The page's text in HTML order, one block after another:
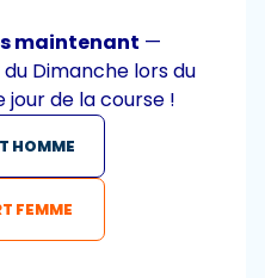
maintenant —
Dimanche lors du
jour de la course !
HOMME
FEMME